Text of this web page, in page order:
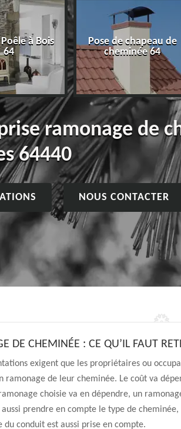
à Bois
64
Pose de chapeau de
cheminée 64
ramonage de
64440
NOUS CONTACTER
DE CHEMINÉE : CE QU’IL FAUT
exigent que les propriétaires ou
ramonage de leur cheminée. Le coût va
choisie va en dépendre, un
prendre en compte le type de cheminée,
du conduit est aussi prise en compte.